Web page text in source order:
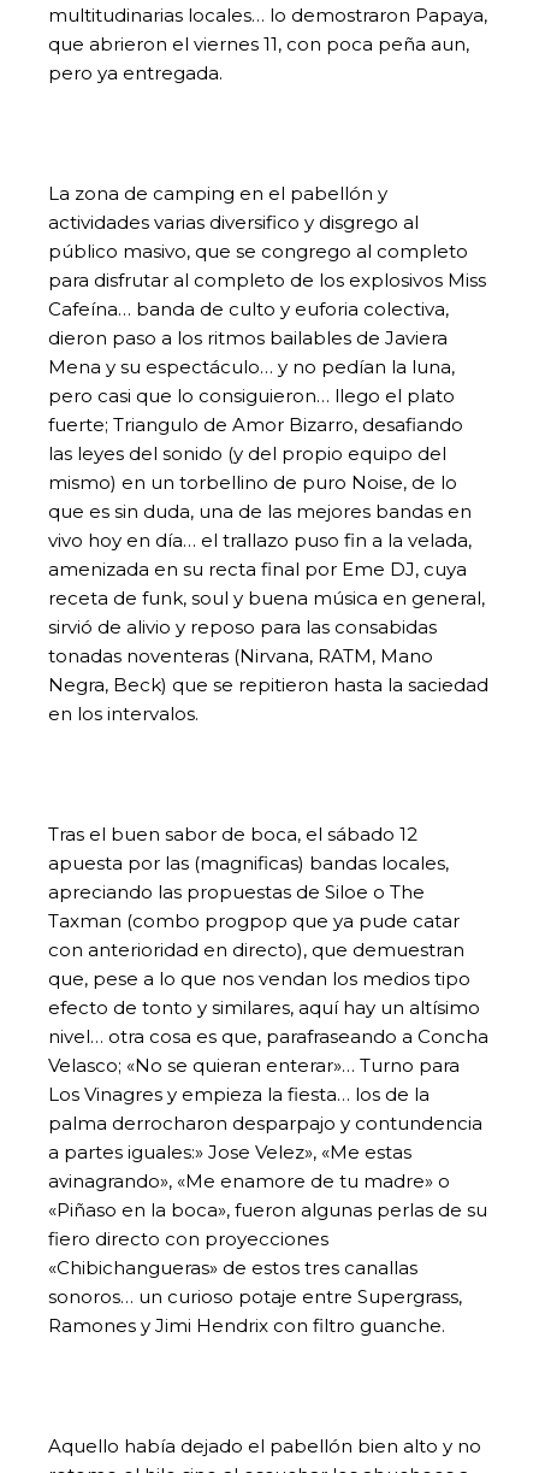
multitudinarias locales… lo demostraron Papaya,
que abrieron el viernes 11, con poca peña aun,
pero ya entregada.
La zona de camping en el pabellón y
actividades varias diversifico y disgrego al
público masivo, que se congrego al completo
para disfrutar al completo de los explosivos Miss
Cafeína… banda de culto y euforia colectiva,
dieron paso a los ritmos bailables de Javiera
Mena y su espectáculo… y no pedían la luna,
pero casi que lo consiguieron… llego el plato
fuerte; Triangulo de Amor Bizarro, desafiando
las leyes del sonido (y del propio equipo del
mismo) en un torbellino de puro Noise, de lo
que es sin duda, una de las mejores bandas en
vivo hoy en día… el trallazo puso fin a la velada,
amenizada en su recta final por Eme DJ, cuya
receta de funk, soul y buena música en general,
sirvió de alivio y reposo para las consabidas
tonadas noventeras (Nirvana, RATM, Mano
Negra, Beck) que se repitieron hasta la saciedad
en los intervalos.
Tras el buen sabor de boca, el sábado 12
apuesta por las (magnificas) bandas locales,
apreciando las propuestas de Siloe o The
Taxman (combo progpop que ya pude catar
con anterioridad en directo), que demuestran
que, pese a lo que nos vendan los medios tipo
efecto de tonto y similares, aquí hay un altísimo
nivel… otra cosa es que, parafraseando a Concha
Velasco; «No se quieran enterar»… Turno para
Los Vinagres y empieza la fiesta… los de la
palma derrocharon desparpajo y contundencia
a partes iguales:» Jose Velez», «Me estas
avinagrando», «Me enamore de tu madre» o
«Piñaso en la boca», fueron algunas perlas de su
fiero directo con proyecciones
«Chibichangueras» de estos tres canallas
sonoros… un curioso potaje entre Supergrass,
Ramones y Jimi Hendrix con filtro guanche.
Aquello había dejado el pabellón bien alto y no